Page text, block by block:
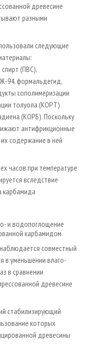
древесине
разными
следующие
(ПВС),
94, формальдегид,
сополимеризации
толуола (КОРТ)
(КОРБ). Поскольку
антифрикционные
содержание в ней
часов при температуре
вследствие
карбамида
и водопоглощение
карбамидом
совместный
в уменьшении влаго-
в сравнении
древесине
стабилизирующий
которых
древесины